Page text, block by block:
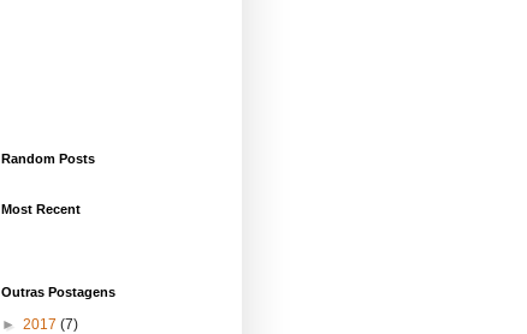
Random Posts
Most Recent
Outras Postagens
► 2017 (7)